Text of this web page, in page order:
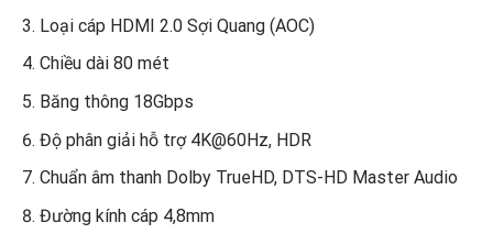
Loại cáp HDMI 2.0 Sợi Quang (AOC)
Chiều dài 80 mét
Băng thông 18Gbps
Độ phân giải hỗ trợ 4K@60Hz, HDR
Chuẩn âm thanh Dolby TrueHD, DTS-HD Master Audio
Đường kính cáp 4,8mm